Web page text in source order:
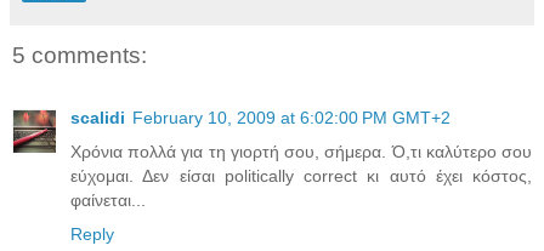
5 comments:
scalidi February 10, 2009 at 6:02:00 PM GMT+2
Χρόνια πολλά για τη γιορτή σου, σήμερα. Ό,τι καλύτερο σου
εύχομαι. Δεν είσαι politically correct κι αυτό έχει κόστος,
φαίνεται...
Reply